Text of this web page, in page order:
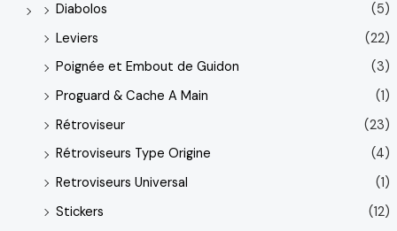
Diabolos
(5)
Leviers
(22)
Poignée et Embout de Guidon
(3)
Proguard & Cache A Main
(1)
Rétroviseur
(23)
Rétroviseurs Type Origine
(4)
Retroviseurs Universal
(1)
Stickers
(12)